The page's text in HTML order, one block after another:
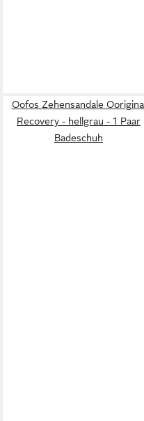
Oofos Zehensandale Ooriginal
Recovery - hellgrau - 1 Paar
Badeschuh